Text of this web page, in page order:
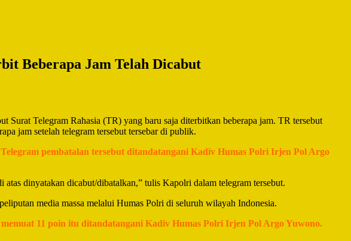
Beberapa Jam Telah Dicabut
Surat Telegram Rahasia (TR) yang baru saja diterbitkan beberapa jam. TR tersebut
jam setelah telegram tersebut tersebar di publik.
pembatalan tersebut ditandatangani Kadiv Humas Polri Irjen Pol Argo
dinyatakan dicabut/dibatalkan,” tulis Kapolri dalam telegram tersebut.
media massa melalui Humas Polri di seluruh wilayah Indonesia.
11 poin itu ditandatangani Kadiv Humas Polri Irjen Pol Argo Yuwono.